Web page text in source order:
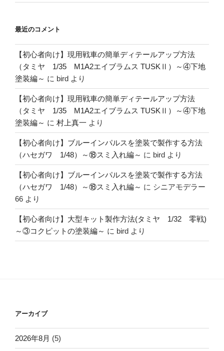
最近のコメント
【初心者向け】現用戦車の簡単ディテールアップ方法
（タミヤ 1/35 M1A2エイブラムス TUSKⅡ）～④下地
塗装編～ に bird より
【初心者向け】現用戦車の簡単ディテールアップ方法
（タミヤ 1/35 M1A2エイブラムス TUSKⅡ）～④下地
塗装編～ に 村上真一 より
【初心者向け】ブルーインパルスを塗装で製作する方法
（ハセガワ 1/48）～⑱スミ入れ編～ に bird より
【初心者向け】ブルーインパルスを塗装で製作する方法
（ハセガワ 1/48）～⑱スミ入れ編～ に シニアモデラー
66 より
【初心者向け】大型キット製作方法(タミヤ 1/32 零戦)
～③コクピットの塗装編～ に bird より
アーカイブ
2026年8月 (5)